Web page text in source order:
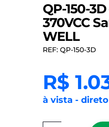
QP-150-
370VCC
WELL
REF: QP-150-3D
R$
à vista -